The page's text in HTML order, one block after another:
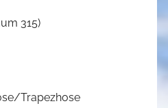
315)
Trapezhose